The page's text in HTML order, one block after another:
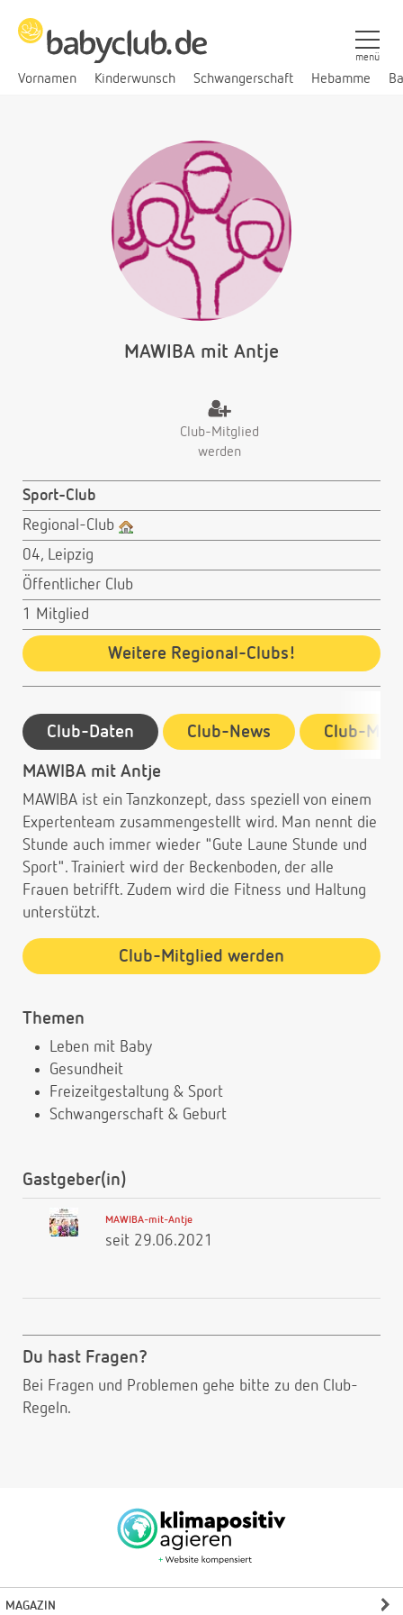
Vornamen Kinderwunsch Schwangerschaft Hebamme
menü
MAWIBA mit Antje
Club-Mitglied
werden
Sport-Club
Regional-Club
04, Leipzig
Öffentlicher Club
1 Mitglied
Weitere Regional-Clubs!
Club-Daten Club-News Club-
MAWIBA mit Antje
MAWIBA ist ein Tanzkonzept, dass speziell von einem
Expertenteam zusammengestellt wird. Man nennt die
Stunde auch immer wieder "Gute Laune Stunde und
Sport". Trainiert wird der Beckenboden, der alle
Frauen betrifft. Zudem wird die Fitness und Haltung
unterstützt.
Club-Mitglied werden
Themen
Leben mit Baby
Gesundheit
Freizeitgestaltung & Sport
Schwangerschaft & Geburt
Gastgeber(in)
MAWIBA-mit-Antje
seit 29.06.2021
Du hast Fragen?
Bei Fragen und Problemen gehe bitte zu den Club-
Regeln.
MAGAZIN